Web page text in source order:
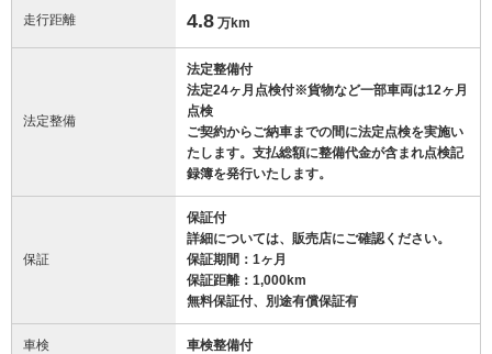
走行距離 4.8 万km
法定整備
法定整備付
法定24ヶ月点検付※貨物など一部車両は12ヶ月
点検
ご契約からご納車までの間に法定点検を実施い
たします。支払総額に整備代金が含まれ点検記
録簿を発行いたします。
保証
保証付
詳細については、販売店にご確認ください。
保証期間：1ヶ月
保証距離：1,000km
無料保証付、別途有償保証有
車検 車検整備付